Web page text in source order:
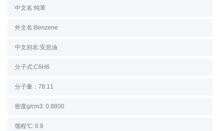
外观: 无色透明，无机械杂质
组成wt/wt%:苯99.96 非芳≤0.03 甲苯0.01
结晶点℃：6
噻吩mg/L：0.4
中文名:纯苯
外文名:Benzene
中文别名:安息油
分子式:C6H6
分子量：78.11
密度g/cm3: 0.8800
馏程℃: 0.9